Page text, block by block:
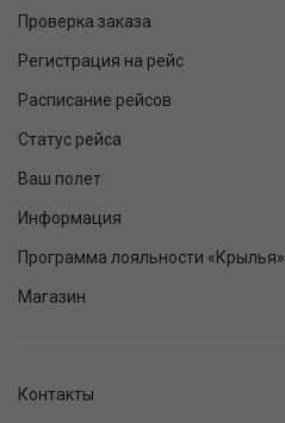
Проверка заказа
Регистрация на рейс
Расписание рейсов
Статус рейса
Ваш полет
Информация
Программа лояльности «Крылья»
Магазин
Контакты